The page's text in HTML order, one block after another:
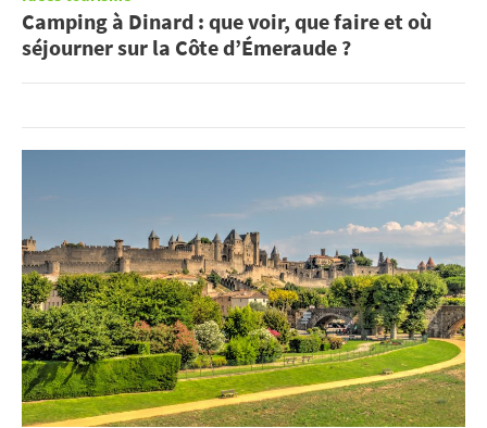
Camping à Dinard : que voir, que faire et où
séjourner sur la Côte d’Émeraude ?